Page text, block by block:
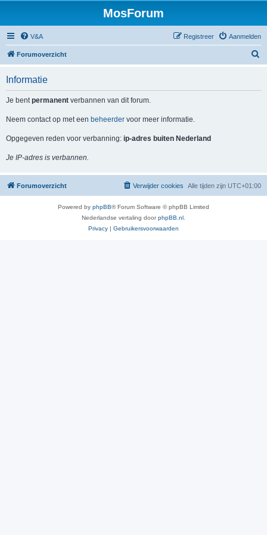
MosForum
V&A Aanmelden
Registreer
Forumoverzicht
Informatie
Je bentpermanent verbannen van dit forum.
Neem contact op met een beheerder voor meer informatie.
Opgegeven reden voor verbanning: ip-adres buiten Nederland
Je IP-adres is verbannen.
Forumoverzicht Alle tijden zijn UTC+01:00
Verwijder cookies
Powered by phpBB® Forum Software © phpBB Limited
Nederlandse vertaling doorphpBB.nl
Privacy | Gebruikersvoorwaarden